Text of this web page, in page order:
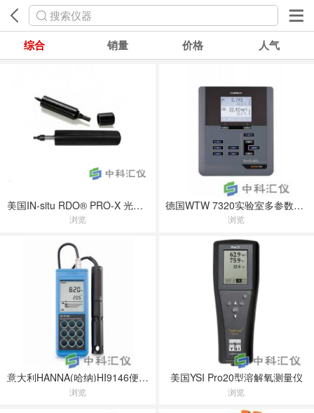
搜索仪器
综合 销量 价格 人气
美国IN-situ RDO® PRO-X 光学溶氧传感器
浏览
德国WTW 7320实验室多参数离子浓度计
浏览
意大利HANNA(哈纳)HI9146便携式溶解氧仪
浏览
美国YSI Pro20型溶解氧测量仪
浏览